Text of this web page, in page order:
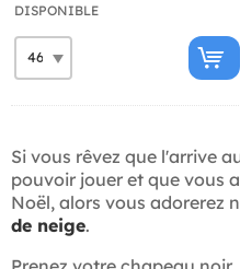
DISPONIBLE
Si vous rêvez que l'arrive
pouvoir jouer et que vous
Noël, alors vous adorerez
de neige.